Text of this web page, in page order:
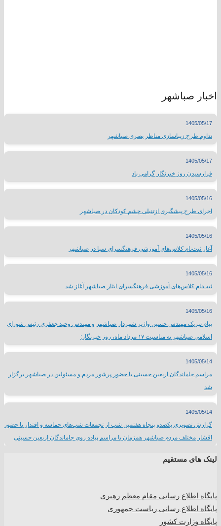
اخبار صباشهر
1405/05/17
تداوم طرح زیباسازی مناظر بصری صباشهر
1405/05/17
فرارسیدن روز خبرنگار گرامی باد
1405/05/16
اجرای طرح پیشگیری ازتنبلی چشم کودکان در صباشهر
1405/05/16
آغاز ثبت‌نام کلاس‌های آموزشی فرهنگسرای سبا در صباشهر
1405/05/16
ثبت‌نام کلاس‌های آموزشی فرهنگسرای ایثار صباشهر آغاز شد
1405/05/16
پیام تبریک مهندس حسین واژیر شهردار صباشهر و مهندس وحید جعفری رئیس شورای
اسلامی صباشهر به مناسبت ۱۷ مرداد ماه، روز خبرنگار:
1405/05/14
مراسم جاماندگان اربعین حسینی با حضور پرشور مردم و مسئولین در صباشهر برگزار
شد
1405/05/14
گزارش تصویری یکصدو پنجاه هفتمین شب از تجمعات شب‌های حماسه و اقتدار با حضور
اقشار مختلف مردم صباشهر همزمان با مراسم پیاده روی جاماندگان اربعین حسینی
لینک های مستقیم
پایگاه اطلاع رسانی مقام معظم رهبری
پایگاه اطلاع رسانی ریاست جمهوری
پایگاه وزارت کشور